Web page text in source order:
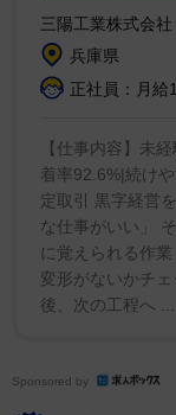
三陽工業株式会社
兵庫県
正社員：月給
【仕事内容】未
着率92.6%|続け
定取引 黒字経営
な仕事がいい」
に覚えられる作
変形がないかチ
後、次の工程へ ...
Sponsored by